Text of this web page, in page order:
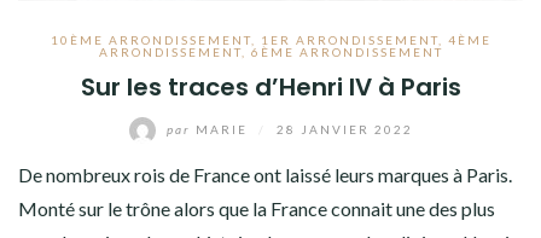
10ÈME ARRONDISSEMENT, 1ER ARRONDISSEMENT, 4ÈME
ARRONDISSEMENT, 6ÈME ARRONDISSEMENT
Sur les traces d’Henri IV à Paris
par MARIE 28 JANVIER 2022
De nombreux rois de France ont laissé leurs marques à Paris.
Monté sur le trône alors que la France connait une des plus